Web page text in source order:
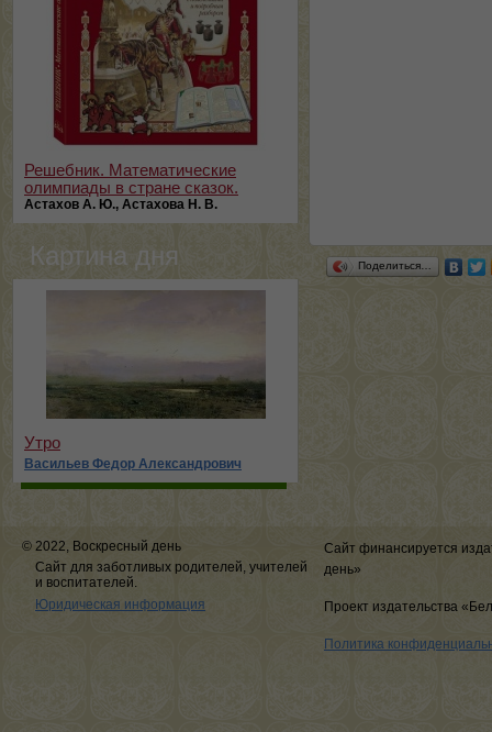
Решебник. Математические
олимпиады в стране сказок.
Астахов А. Ю., Астахова Н. В.
Картина дня
Утро
Васильев Федор Александрович
Поделиться…
© 2022, Воскресный день
Сайт для заботливых родителей, учителей
и воспитателей.
Юридическая информация
Сайт финансируется
день»
Проект издательства
Политика